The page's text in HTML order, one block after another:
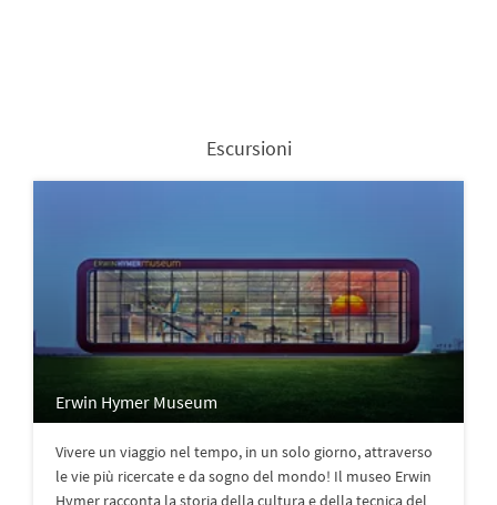
Escursioni
Erwin Hymer Museum
Vivere un viaggio nel tempo, in un solo giorno, attraverso
le vie più ricercate e da sogno del mondo! Il museo Erwin
Hymer racconta la storia della cultura e della tecnica del